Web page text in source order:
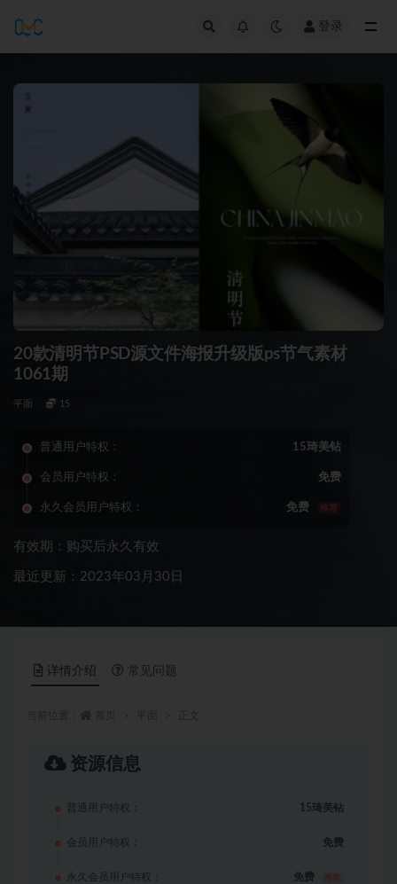
登录
20款清明节PSD源文件海报升级版ps节气素材
1061期
平面 15
普通用户特权： 15琦美钻
会员用户特权： 免费
永久会员用户特权： 免费 推荐
有效期：购买后永久有效
最近更新：2023年03月30日
详情介绍 常见问题
资源信息
普通用户特权： 15琦美钻
会员用户特权： 免费
永久会员用户特权： 免费